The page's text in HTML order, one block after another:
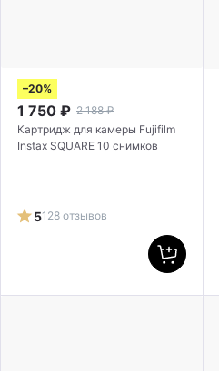
–20%
1 750 ₽ 2 188 ₽
Картридж для камеры Fujifilm
Instax SQUARE 10 снимков
5128 отзывов